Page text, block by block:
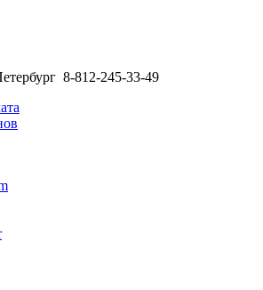
8-812-245-33-49